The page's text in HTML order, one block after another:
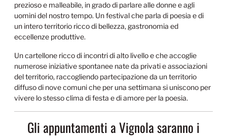
prezioso e malleabile, in grado di parlare alle donne e agli
uomini del nostro tempo. Un festival che parla di poesia e di
un intero territorio ricco di bellezza, gastronomia ed
eccellenze produttive.
Un cartellone ricco di incontri di alto livello e che accoglie
numerose iniziative spontanee nate da privati e associazioni
del territorio, raccogliendo partecipazione da un territorio
diffuso di nove comuni che per una settimana si uniscono per
vivere lo stesso clima di festa e di amore per la poesia.
Gli appuntamenti a Vignola saranno i